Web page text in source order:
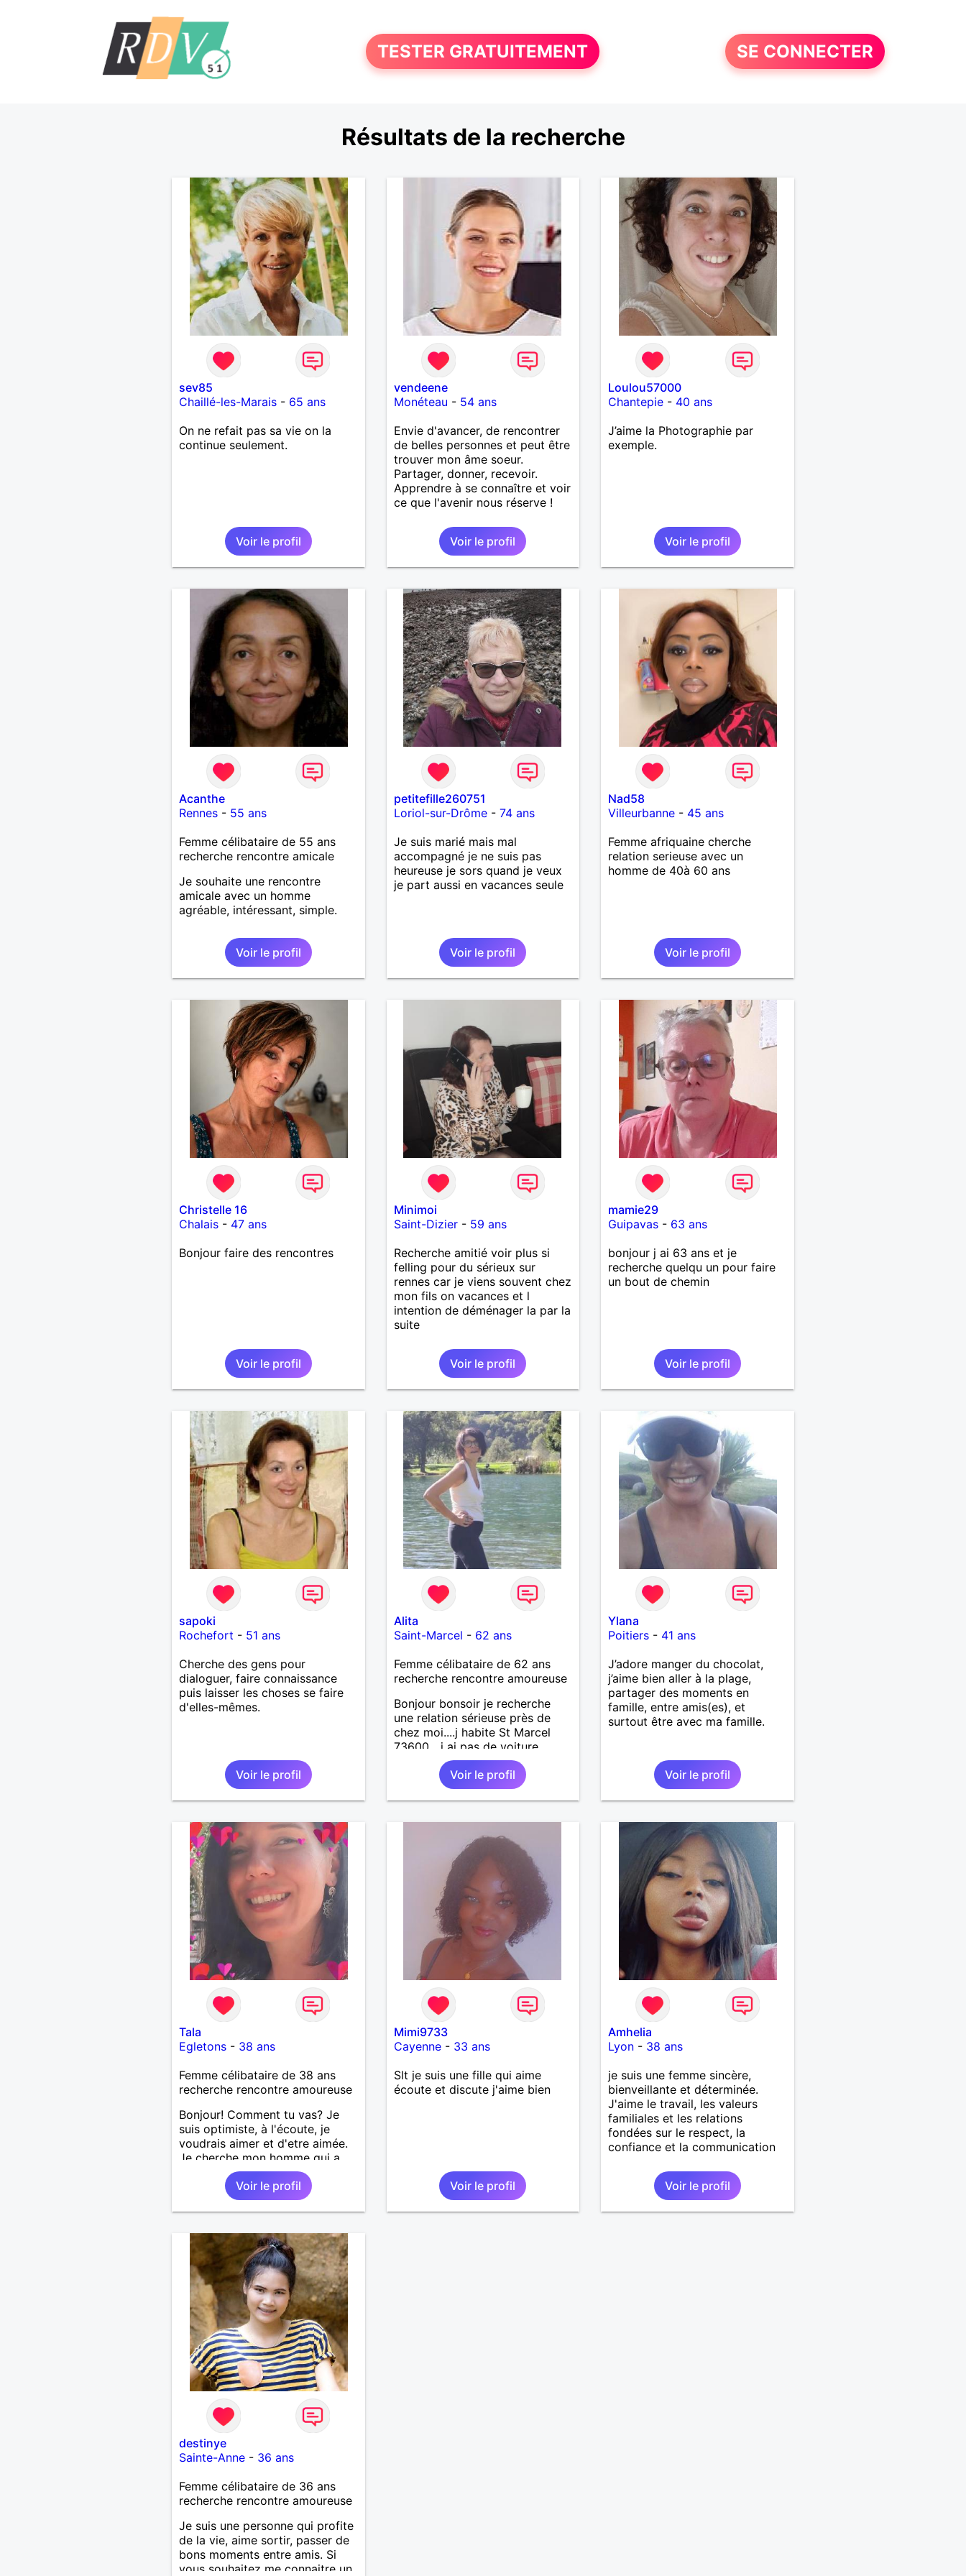
TESTER GRATUITEMENT SE CONNECTER
Résultats de la recherche
sev85
Chaillé-les-Marais- 65 ans
On ne refait pas sa vie on la
continue seulement.
Voir le profil
vendeene
Monéteau - 54 ans
Envie d'avancer, de rencontrer
de belles personnes et peut être
trouver mon âme soeur.
Partager, donner, recevoir.
Apprendre à se connaître et voir
ce que l'avenir nous réserve !
Voir le profil
Loulou57000
Chantepie - 40 ans
J’aime la Photographie par
exemple.
Voir le profil
Acanthe
Rennes- 55 ans
Femme célibataire de 55 ans
recherche rencontre amicale
Je souhaite une rencontre
amicale avec un homme
agréable, intéressant, simple.
Voir le profil
petitefille260751
Loriol-sur-Drôme- 74 ans
Je suis marié mais mal
accompagné je ne suis pas
heureuse je sors quand je veux
je part aussi en vacances seule
Voir le profil
Nad58
Villeurbanne - 45 ans
Femme afriquaine cherche
relation serieuse avec un
homme de 40à 60 ans
Voir le profil
Christelle 16
Chalais- 47 ans
Bonjour faire des rencontres
Voir le profil
Minimoi
Saint-Dizier- 59 ans
Recherche amitié voir plus si
felling pour du sérieux sur
rennes car je viens souvent chez
mon fils on vacances et l
intention de déménager la par la
suite
Voir le profil
mamie29
Guipavas - 63 ans
bonjour j ai 63 ans et je
recherche quelqu un pour faire
un bout de chemin
Voir le profil
sapoki
Rochefort - 51 ans
Cherche des gens pour
dialoguer, faire connaissance
puis laisser les choses se faire
d'elles-mêmes.
Voir le profil
Alita
Saint-Marcel - 62 ans
Femme célibataire de 62 ans
recherche rencontre amoureuse
Bonjour bonsoir je recherche
une relation sérieuse près de
chez moi....j habite St Marcel
73600....j ai pas de voiture
50km ... quelqu'un qui aurait
entre 55 et 64 ans...sans enfants
de préférence même adultes et
qui n aurait garder aucun
ex...si vous correspondez à ma
recherche ecrivez moi je vous
répondrai...
Voir le profil
Ylana
Poitiers - 41 ans
J’adore manger du chocolat,
j’aime bien aller à la plage,
partager des moments en
famille, entre amis(es), et
surtout être avec ma famille.
Voir le profil
Tala
Egletons- 38 ans
Femme célibataire de 38 ans
recherche rencontre amoureuse
Bonjour! Comment tu vas? Je
suis optimiste, à l'écoute, je
voudrais aimer et d'etre aimée.
Je cherche mon homme qui a
38-48 ans. Aussi en Correse en
préférence ou dans son alentour
vu que je travaille en CDI et je
ne peux pas souvent voyager
monde.
Voir le profil
Mimi9733
Cayenne- 33 ans
Slt je suis une fille qui aime
écoute et discute j'aime bien
Voir le profil
Amhelia
Lyon - 38 ans
je suis une femme sincère,
bienveillante et déterminée.
J'aime le travail, les valeurs
familiales et les relations
fondées sur le respect, la
confiance et la communication
Voir le profil
destinye
Sainte-Anne- 36 ans
Femme célibataire de 36 ans
recherche rencontre amoureuse
Je suis une personne qui profite
de la vie, aime sortir, passer de
bons moments entre amis. Si
vous souhaitez me connaitre un